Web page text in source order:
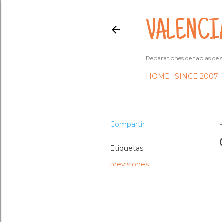
Reparaciones de tablas
HOME SINCE 2007
Compartir
Etiquetas
previsiones